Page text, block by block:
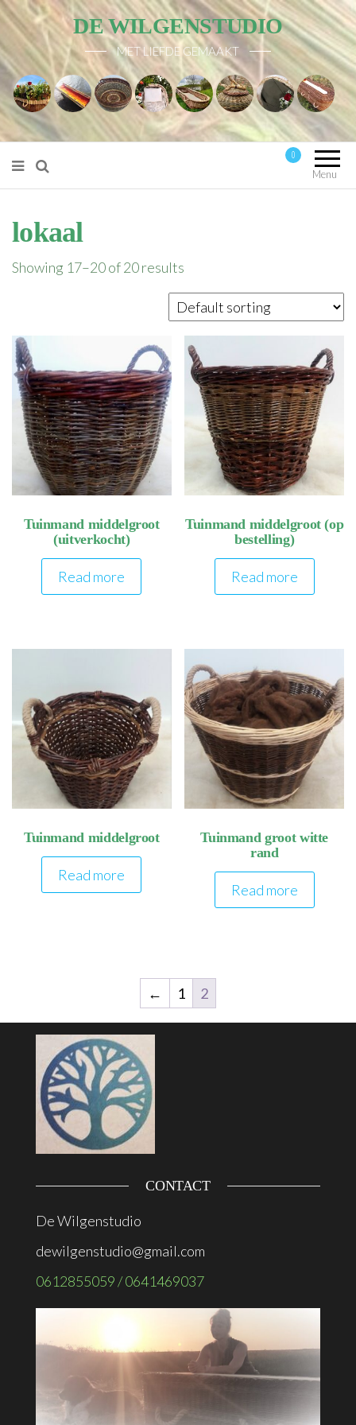
DE WILGENSTUDIO
MET LIEFDE GEMAAKT
Menu
0
lokaal
Showing 17–20 of 20 results
Tuinmand middelgroot
(uitverkocht)
Read more
Tuinmand middelgroot (op
bestelling)
Read more
Tuinmand middelgroot
Read more
Tuinmand groot witte
rand
Read more
← 1 2
CONTACT
De Wilgenstudio
dewilgenstudio@gmail.com
0612855059 / 0641469037